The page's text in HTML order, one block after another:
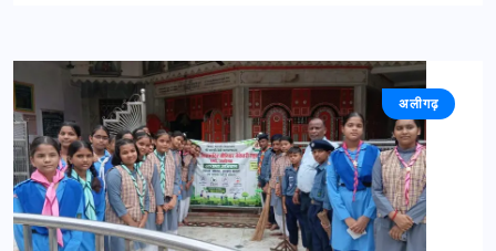
अलीगढ़